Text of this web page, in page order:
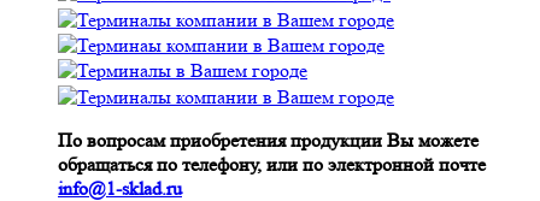
По вопросам приобретения продукции Вы можете
обращаться по телефону, или по электронной почте
info@1-sklad.ru